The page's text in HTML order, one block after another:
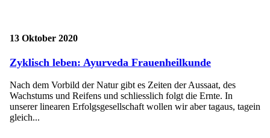
13 Oktober 2020
Zyklisch leben: Ayurveda Frauenheilkunde
Nach dem Vorbild der Natur gibt es Zeiten der Aussaat, des
Wachstums und Reifens und schliesslich folgt die Ernte. In
unserer linearen Erfolgsgesellschaft wollen wir aber tagaus, tagein
gleich...